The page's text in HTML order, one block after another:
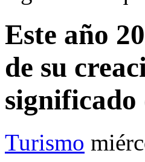
Este año
de su
significado
Turismo